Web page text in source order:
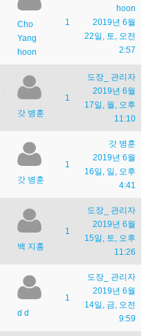
Cho
Yang
hoon
1
hoon
2019년 6월
22일, 토, 오전
2:57
갓 병훈
1
도장_ 관리자
2019년 6월
17일, 월, 오후
11:10
갓 병훈
1
갓 병훈
2019년 6월
16일, 일, 오후
4:41
백 지홍
1
도장_ 관리자
2019년 6월
15일, 토, 오후
11:26
d d
1
도장_ 관리자
2019년 6월
14일, 금, 오전
9:59